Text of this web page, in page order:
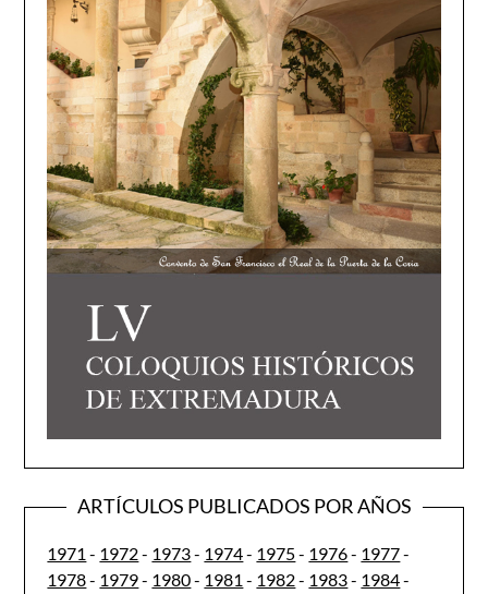
ARTÍCULOS PUBLICADOS POR AÑOS
1971 - 1972- 1973- 1974- 1975- 1976- 1977-
1978- 1979- 1980- 1981 - 1982- 1983- 1984-